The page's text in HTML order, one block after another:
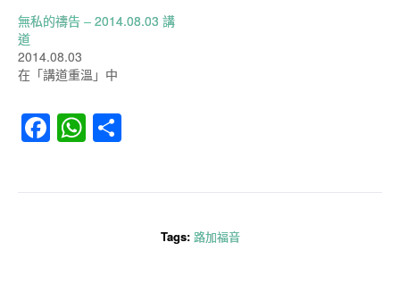
無私的禱告 – 2014.08.03 講
道
2014.08.03
在「講道重溫」中
Facebook
WhatsApp
Tags: 路加福音